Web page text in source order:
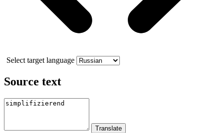
Select target language
Source text